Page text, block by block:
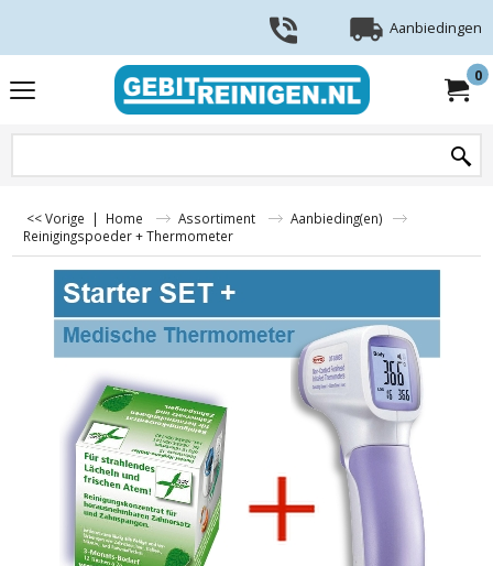
Aanbiedingen
0
<< Vorige | Home Assortiment
Aanbieding(en)
Reinigingspoeder + Thermometer